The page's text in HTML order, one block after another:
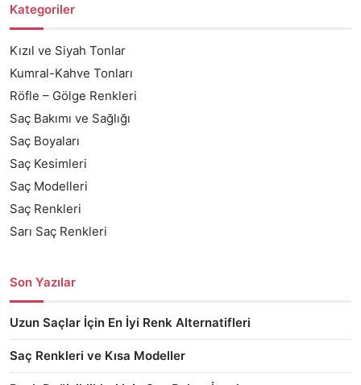
Kategoriler
Kızıl ve Siyah Tonlar
Kumral-Kahve Tonları
Röfle – Gölge Renkleri
Saç Bakımı ve Sağlığı
Saç Boyaları
Saç Kesimleri
Saç Modelleri
Saç Renkleri
Sarı Saç Renkleri
Son Yazılar
Uzun Saçlar İçin En İyi Renk Alternatifleri
Saç Renkleri ve Kısa Modeller